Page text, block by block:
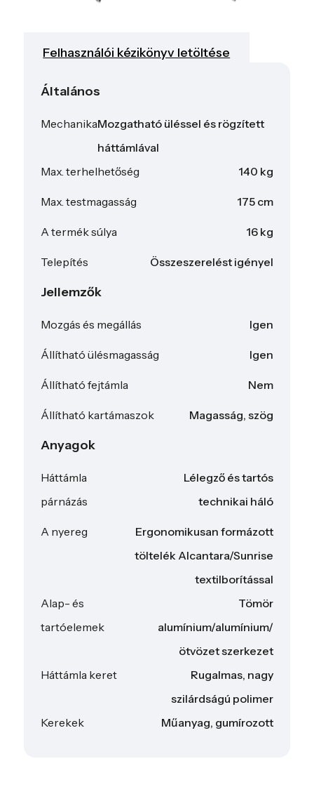
Felhasználói kézikönyv letöltése
Általános
MechanikaMozgatható üléssel és rögzített
háttámlával
Max. terhelhetőség
140 kg
Max. testmagasság 175 cm
A termék súlya 16 kg
Telepítés Összeszerelést igényel
Jellemzők
Mozgás és megállás Igen
Állítható ülésmagasság Igen
Állítható fejtámla Nem
Állítható kartámaszok Magasság, szög
Anyagok
Háttámla
párnázás
Lélegző és tartós
technikai háló
A nyereg
Ergonomikusan formázott
töltelék Alcantara/Sunrise
textilborítással
Alap- és
tartóelemek
Tömör
alumínium/alumínium/
ötvözet szerkezet
Háttámla keret
Rugalmas, nagy
szilárdságú polimer
Kerekek
Műanyag, gumírozott